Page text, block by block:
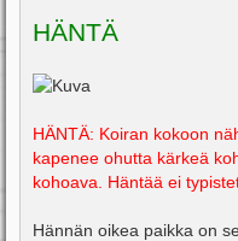
HÄNTÄ
HÄNTÄ: Koiran kokoon
kapenee ohutta kärkeä
kohoava. Häntää ei
Hännän oikea paikka on